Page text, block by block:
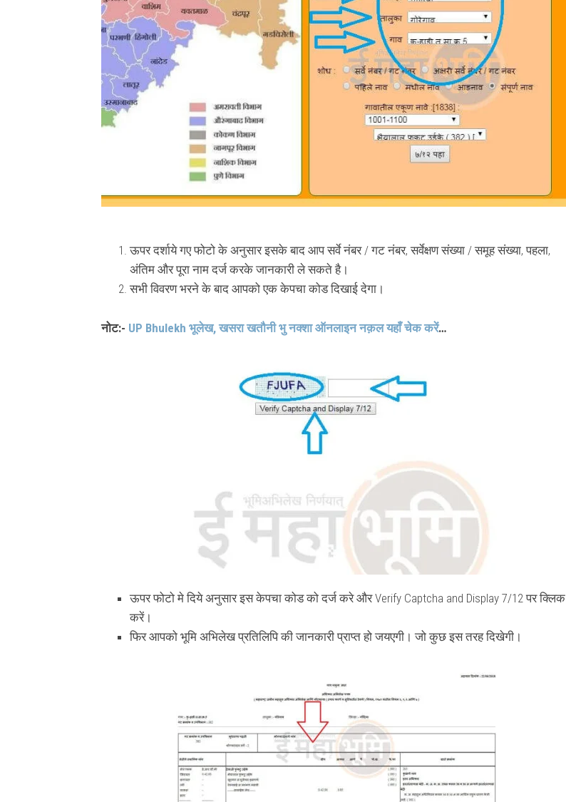
ऊपर दर्शाये गए फोटो के अनुसार इसके बाद आप सर्वे नंबर / गट नंबर, सर्वेक्षण संख्या / समूह संख्या, पहला,
अंतिम और पूरा नाम दर्ज करके जानकारी ले सकते है।
सभी विवरण भरने के बाद आपको एक केपचा कोड दिखाई देगा।
नोट:- UP Bhulekh भूलेख, खसरा खतौनी भु नक्शा ऑनलाइन नक़ल यहाँ चेक करें…
ऊपर फोटो मे दिये अनुसार इस केपचा कोड को दर्ज करे और Verify Captcha and Display 7/12 पर क्लिक
करें।
फिर आपको भूमि अभिलेख प्रतिलिपि की जानकारी प्राप्त हो जयएगी। जो कुछ इस तरह दिखेगी।